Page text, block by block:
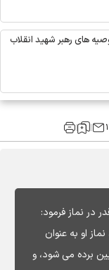
های رهبر شهید انقلاب
نماز فرمود:
او به عنوان
برده مى شود، و